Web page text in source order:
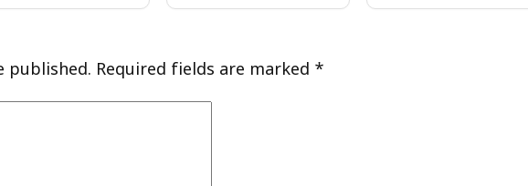
published. Required fields are marked *